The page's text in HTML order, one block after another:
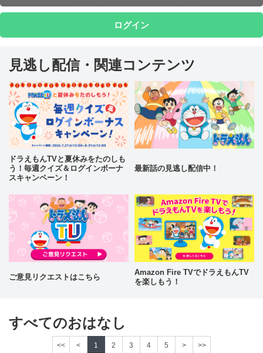
ログイン
見逃し配信・関連コンテンツ
ドラえもんTVと夏休みをたのしも
う！毎週クイズ＆ログインボーナ
スキャンペーン！
最新話の見逃し配信中！
ご意見リクエストはこちら
Amazon Fire TVでドラえもんTV
を楽しもう！
すべてのおはなし
<< < 1 2 3 4 5 > >>